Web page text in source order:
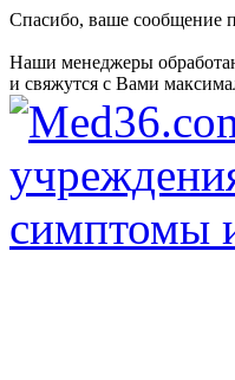
Спасибо, ваше сообщение
Наши менеджеры
и свяжутся с Вами